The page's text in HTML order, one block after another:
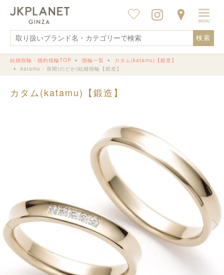
検索
結婚指輪・婚約指輪TOP 指輪一覧
カタム(katamu)【鍛造】
katamu - 長閑(のどか)結婚指輪【鍛造】
カタム(katamu)【鍛造】